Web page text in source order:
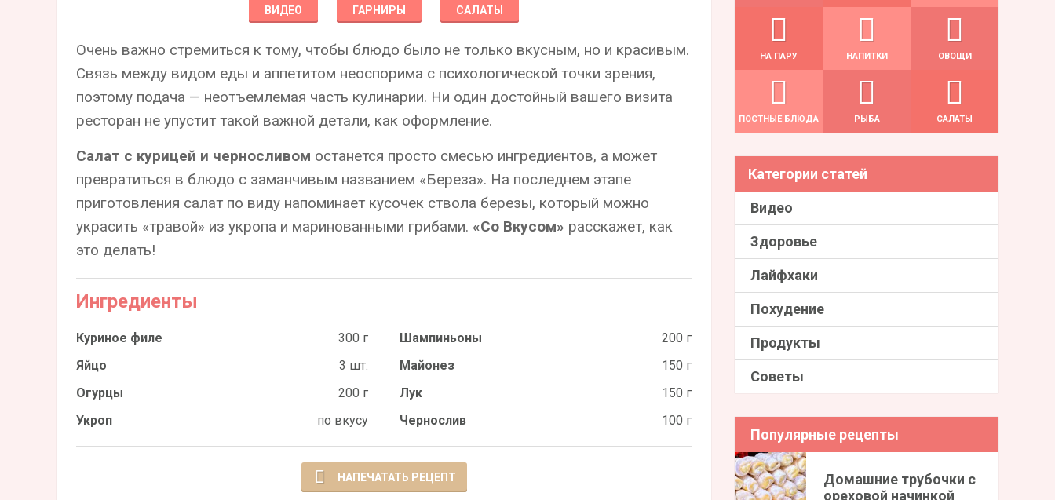
ВИДЕО ГАРНИРЫ САЛАТЫ
Очень важно стремиться к тому, чтобы блюдо было не только вкусным, но и красивым.
Связь между видом еды и аппетитом неоспорима с психологической точки зрения,
поэтому подача — неотъемлемая часть кулинарии. Ни один достойный вашего визита
ресторан не упустит такой важной детали, как оформление.
Салат с курицей и черносливом останется просто смесью ингредиентов, а может
превратиться в блюдо с заманчивым названием «Береза». На последнем этапе
приготовления салат по виду напоминает кусочек ствола березы, который можно
украсить «травой» из укропа и маринованными грибами. «Со Вкусом» расскажет, как
это делать!
Ингредиенты
Куриное филе 300 г Шампиньоны
200 г
Яйцо
3 шт. Майонез
150 г
Огурцы
200 г Лук
150 г
Укроп
по вкусу Чернослив 100 г
НАПЕЧАТАТЬ РЕЦЕПТ
НА ПАРУ НАПИТКИ ОВОЩИ
ПОСТНЫЕ БЛЮДА РЫБА САЛАТЫ
Категории статей
Видео
Здоровье
Лайфхаки
Похудение
Продукты
Советы
Популярные рецепты
Домашние трубочки с
ореховой начинкой